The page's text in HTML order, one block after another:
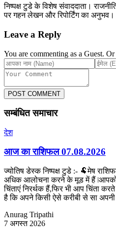
निष्पक्ष टुडे के विशेष संवाददाता।
पर गहन लेखन और रिपोर्टिंग का अनुभव।
Leave a Reply
You are commenting as a Guest. Or
POST COMMENT
सम्बंधित समाचार
देश
आज का राशिफल 07.08.2026
ज्योतिष डेस्क निष्पक्ष टुडे :- 🐏मेष
अधिक आलोचना करने के मूड में हैं
चिंताएं निरर्थक हैं,फिर भी आप चिंता
है कि अपने किसी ऐसे करीबी से सा
Anurag Tripathi
7 अगस्त 2026